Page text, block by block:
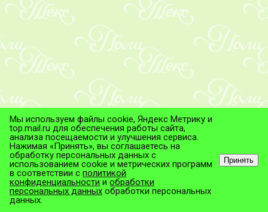
© ТД "ПолиТекс", 2026
Все права защищены.
Мы используем файлы cookie, Яндекс Метрику и
top.mail.ru для обеспечения работы сайта,
анализа посещаемости и улучшения сервиса.
Нажимая «Принять», вы соглашаетесь на
обработку персональных данных с
использованием cookie и метрических программ
в соответствии сполитикой
конфиденциальности иобработки
персональных данных обработки персональных
данных.
Принять